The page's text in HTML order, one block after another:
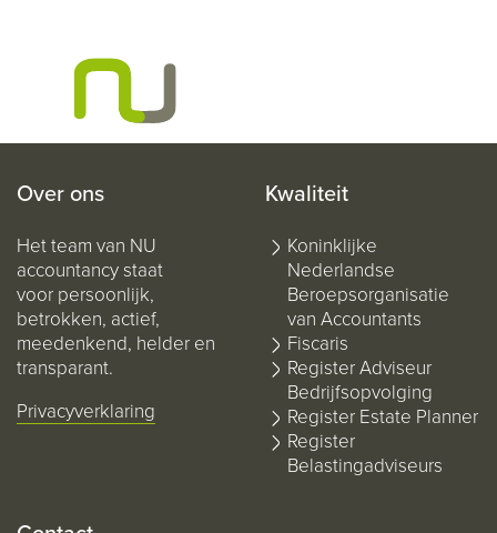
Over ons
Het team van NU
accountancy staat
voor persoonlijk,
betrokken, actief,
meedenkend, helder en
transparant.
Privacyverklaring
Kwaliteit
Koninklijke
Nederlandse
Beroepsorganisatie
van Accountants
Fiscaris
Register Adviseur
Bedrijfsopvolging
Register Estate Planner
Register
Belastingadviseurs